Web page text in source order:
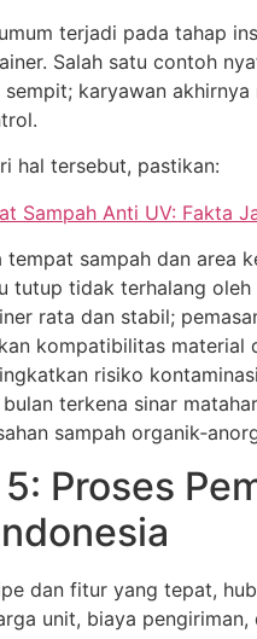
terjadi pada tahap
Salah satu contoh
karyawan
hal tersebut, pastikan:
Sampah Anti UV: Fakta
tempat sampah dan area
tutup tidak terhalang
rata dan stabil;
kompatibilitas material
risiko
terkena sinar
sampah
Proses
dan fitur yang tepat,
unit, biaya